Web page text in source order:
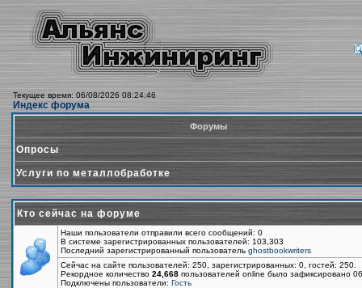
Текущее время: 06/08/2026 08:24:46
Индекс форума
Форумы
Опросы
Услуги по металлобработке
Кто сейчас на форуме
Наши пользователи отправили всего сообщений: 0
В системе зарегистрированных пользователей: 103,303
Последний зарегистрированный пользователь ghostbookwriters
Сейчас на сайте пользователей: 250, зарегистрированных: 0, гостей:
Рекордное количество 24,668 пользователей online было зафиксировано
Подключены пользователи: Гость